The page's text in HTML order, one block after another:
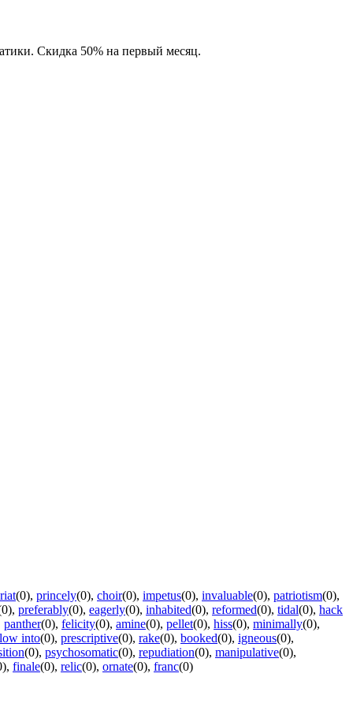
Скидка 50% на первый месяц.
(0), princely(0), choir(0), impetus(0), invaluable(0), patriotism(0),
, preferably(0), eagerly(0), inhabited(0), reformed(0), tidal(0), hack
panther(0), felicity(0), amine(0), pellet(0), hiss(0), minimally(0),
into(0), prescriptive(0), rake(0), booked(0), igneous(0),
(0), psychosomatic(0), repudiation(0), manipulative(0),
, finale(0), relic(0), ornate(0), franc(0)